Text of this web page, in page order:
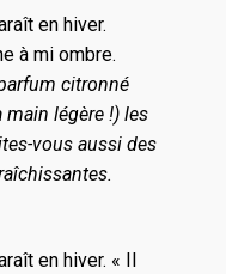
en hiver.
à mi ombre.
citronné
légère !) les
vous aussi des
en hiver. « Il